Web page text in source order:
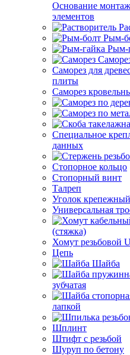
Основание
элементов
Рым-
Рым-
Саморез для
плиты
Саморез
Специальное
данных
Стопорное кольцо
Стопорный винт
Талреп
Уголок
Универсальная
(стяжка)
Хомут резьбовой
Цепь
Шайба
зубчатая
лапкой
Шплинт
Штифт с резьбой
Шуруп по бетону